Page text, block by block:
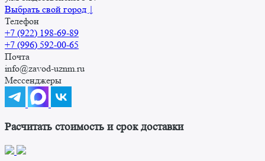
Выбрать свой город ↓
Телефон
+7 (922) 198-69-89
+7 (996) 592-00-65
Почта
info@zavod-uznm.ru
Мессенджеры
Расчитать стоимость и срок доставки